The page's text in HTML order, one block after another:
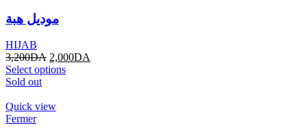
موديل هبة
HIJAB
3,200DA 2,000DA
Select options
Sold out
Quick view
Fermer